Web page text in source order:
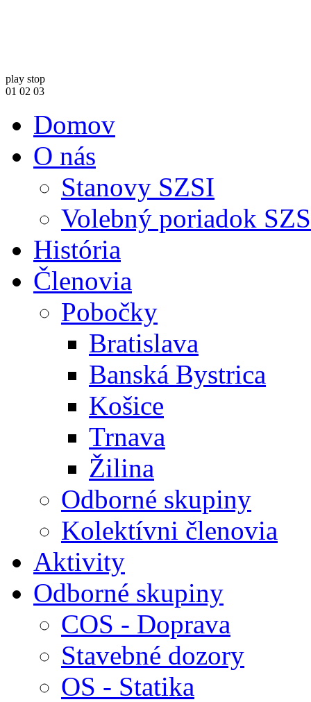
play stop
01 02 03
Domov
O nás
Stanovy SZSI
Volebný poriadok
História
Členovia
Pobočky
Bratislava
Banská Bystrica
Košice
Trnava
Žilina
Odborné skupiny
Kolektívni členovia
Aktivity
Odborné skupiny
COS - Doprava
Stavebné dozory
OS - Statika